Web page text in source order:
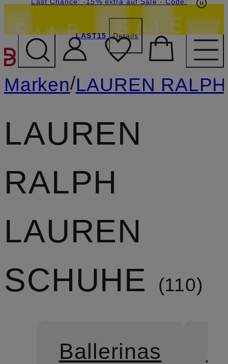
ZUM HAUPTINHALT
LAST15 Details
Marken/LAUREN
LAUREN
RALPH
LAUREN
SCHUHE
110
Ballerinas